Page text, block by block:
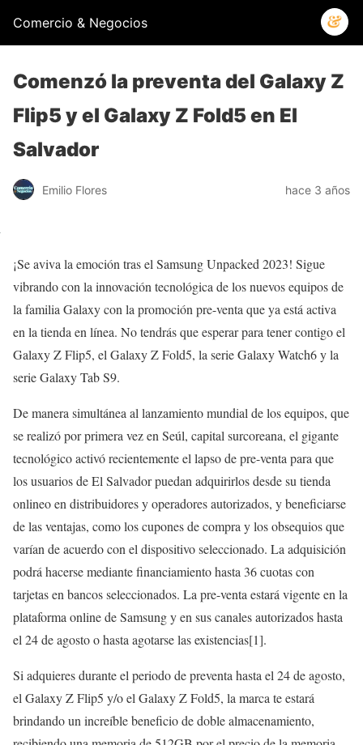
Comercio & Negocios
Comenzó la preventa del Galaxy Z
Flip5 y el Galaxy Z Fold5 en El
Salvador
Emilio Flores hace 3 años
¡Se aviva la emoción tras el Samsung Unpacked 2023! Sigue
vibrando con la innovación tecnológica de los nuevos equipos de
la familia Galaxy con la promoción pre-venta que ya está activa
en la tienda en línea. No tendrás que esperar para tener contigo el
Galaxy Z Flip5, el Galaxy Z Fold5, la serie Galaxy Watch6 y la
serie Galaxy Tab S9.
De manera simultánea al lanzamiento mundial de los equipos, que
se realizó por primera vez en Seúl, capital surcoreana, el gigante
tecnológico activó recientemente el lapso de pre-venta para que
los usuarios de El Salvador puedan adquirirlos desde su tienda
onlineo en distribuidores y operadores autorizados, y beneficiarse
de las ventajas, como los cupones de compra y los obsequios que
varían de acuerdo con el dispositivo seleccionado. La adquisición
podrá hacerse mediante financiamiento hasta 36 cuotas con
tarjetas en bancos seleccionados. La pre-venta estará vigente en la
plataforma online de Samsung y en sus canales autorizados hasta
el 24 de agosto o hasta agotarse las existencias[1].
Si adquieres durante el periodo de preventa hasta el 24 de agosto,
el Galaxy Z Flip5 y/o el Galaxy Z Fold5, la marca te estará
brindando un increíble beneficio de doble almacenamiento,